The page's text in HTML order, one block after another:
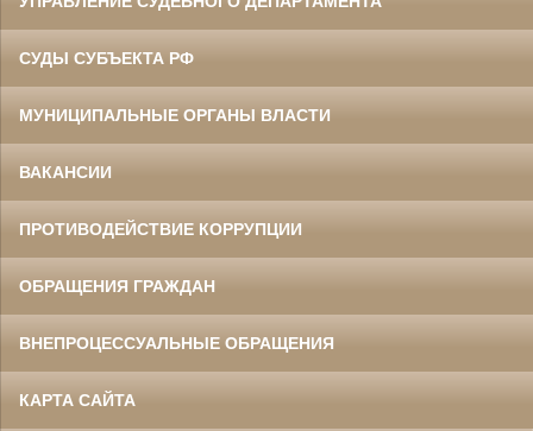
СУДЫ СУБЪЕКТА РФ
МУНИЦИПАЛЬНЫЕ ОРГАНЫ ВЛАСТИ
ВАКАНСИИ
ПРОТИВОДЕЙСТВИЕ КОРРУПЦИИ
ОБРАЩЕНИЯ ГРАЖДАН
ВНЕПРОЦЕССУАЛЬНЫЕ ОБРАЩЕНИЯ
КАРТА САЙТА